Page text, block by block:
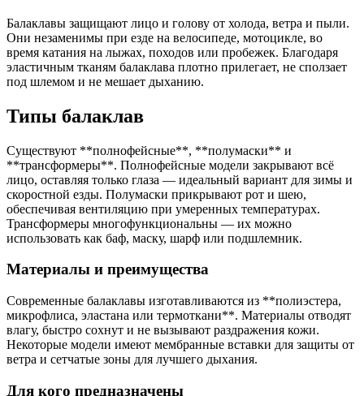
Балаклавы защищают лицо и голову от холода, ветра и пыли.
Они незаменимы при езде на велосипеде, мотоцикле, во
время катания на лыжах, походов или пробежек. Благодаря
эластичным тканям балаклава плотно прилегает, не сползает
под шлемом и не мешает дыханию.
Типы балаклав
Существуют **полнофейсные**, **полумаски** и
**трансформеры**. Полнофейсные модели закрывают всё
лицо, оставляя только глаза — идеальный вариант для зимы и
скоростной езды. Полумаски прикрывают рот и шею,
обеспечивая вентиляцию при умеренных температурах.
Трансформеры многофункциональны — их можно
использовать как баф, маску, шарф или подшлемник.
Материалы и преимущества
Современные балаклавы изготавливаются из **полиэстера,
микрофлиса, эластана или термоткани**. Материалы отводят
влагу, быстро сохнут и не вызывают раздражения кожи.
Некоторые модели имеют мембранные вставки для защиты от
ветра и сетчатые зоны для лучшего дыхания.
Для кого предназначены